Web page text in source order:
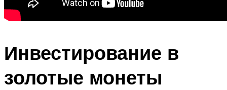
Инвестирование в
золотые монеты